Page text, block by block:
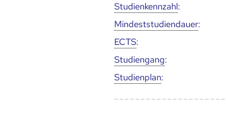
Studien­kenn­zahl:
Mindest­studien­dauer:
ECTS:
Studien­gang:
Studien­plan: